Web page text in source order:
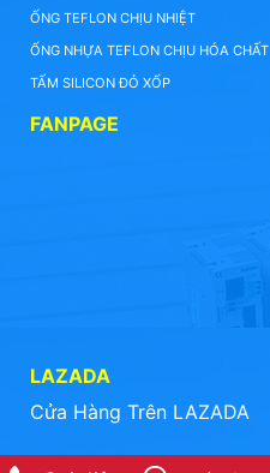
ỐNG TEFLON CHỊU NHIỆT
ỐNG NHỰA TEFLON CHỊU HÓA CHẤT
TẤM SILICON ĐỎ XỐP
FANPAGE
LAZADA
Cửa Hàng Trên LAZADA